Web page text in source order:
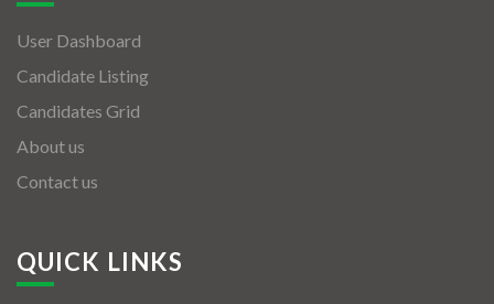
User Dashboard
Candidate Listing
Candidates Grid
About us
Contact us
QUICK LINKS